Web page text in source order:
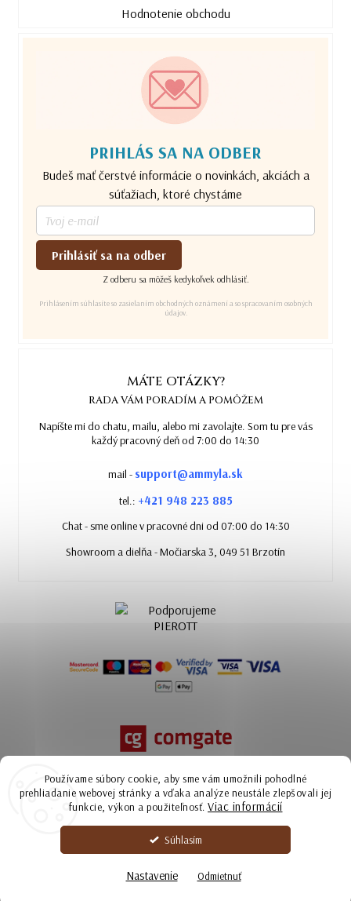
Používame súbory cookie, aby sme vám umožnili pohodlné
prehliadanie webovej stránky a vďaka analýze neustále zlepšovali jej
funkcie, výkon a použiteľnosť. Viac informácií
Súhlasím
Nastavenie Odmietnuť
Hodnotenie obchodu
PRIHLÁS SA NA ODBER
Budeš mať čerstvé informácie o novinkách, akciách a
súťažiach, ktoré chystáme
Prihlásiť sa na odber
Z odberu sa môžeš kedykoľvek odhlásiť.
Prihlásením súhlasíte so zasielaním obchodných oznámení a so spracovaním osobných
údajov.
MÁTE OTÁZKY?
RADA VÁM PORADÍM A POMÔŽEM
Napíšte mi do chatu, mailu, alebo mi zavolajte. Som tu pre vás
každý pracovný deň od 7:00 do 14:30
mail - support@ammyla.sk
tel.: +421 948 223 885
Chat - sme online v pracovné dni od 07:00 do 14:30
Showroom a dielňa - Močiarska 3, 049 51 Brzotín
Copyright 2026Ammyla | kožené kabelky zo Slovenska. Všetky práva
Upraviť nastavenie cookies